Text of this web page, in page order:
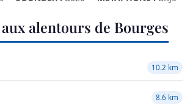
alentours de Bourges
10.2 km
8.6 km